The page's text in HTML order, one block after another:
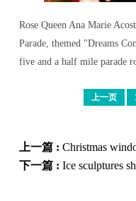
Rose Queen Ana Marie
Parade, themed "Dreams
five and a half mile parade
上一页
上一篇 : Christmas
下一篇 : Ice sculptures